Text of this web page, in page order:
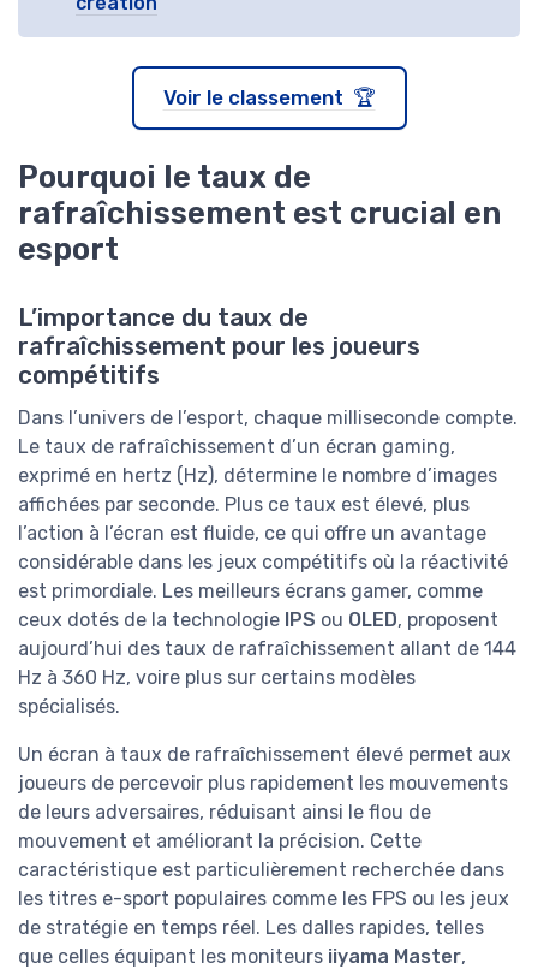
Voir le classement 🏆
Pourquoi le taux de
rafraîchissement est crucial en
esport
L’importance du taux de
rafraîchissement pour les joueurs
compétitifs
Dans l’univers de l’esport, chaque milliseconde compte.
Le taux de rafraîchissement d’un écran gaming,
exprimé en hertz (Hz), détermine le nombre d’images
affichées par seconde. Plus ce taux est élevé, plus
l’action à l’écran est fluide, ce qui offre un avantage
considérable dans les jeux compétitifs où la réactivité
est primordiale. Les meilleurs écrans gamer, comme
ceux dotés de la technologie IPS ou OLED, proposent
aujourd’hui des taux de rafraîchissement allant de 144
Hz à 360 Hz, voire plus sur certains modèles
spécialisés.
Un écran à taux de rafraîchissement élevé permet aux
joueurs de percevoir plus rapidement les mouvements
de leurs adversaires, réduisant ainsi le flou de
mouvement et améliorant la précision. Cette
caractéristique est particulièrement recherchée dans
les titres e-sport populaires comme les FPS ou les jeux
de stratégie en temps réel. Les dalles rapides, telles
que celles équipant les moniteurs iiyama Master,